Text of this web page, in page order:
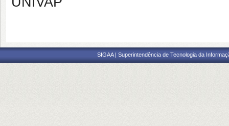
SIGAA | Superintendência de Tecnologia da